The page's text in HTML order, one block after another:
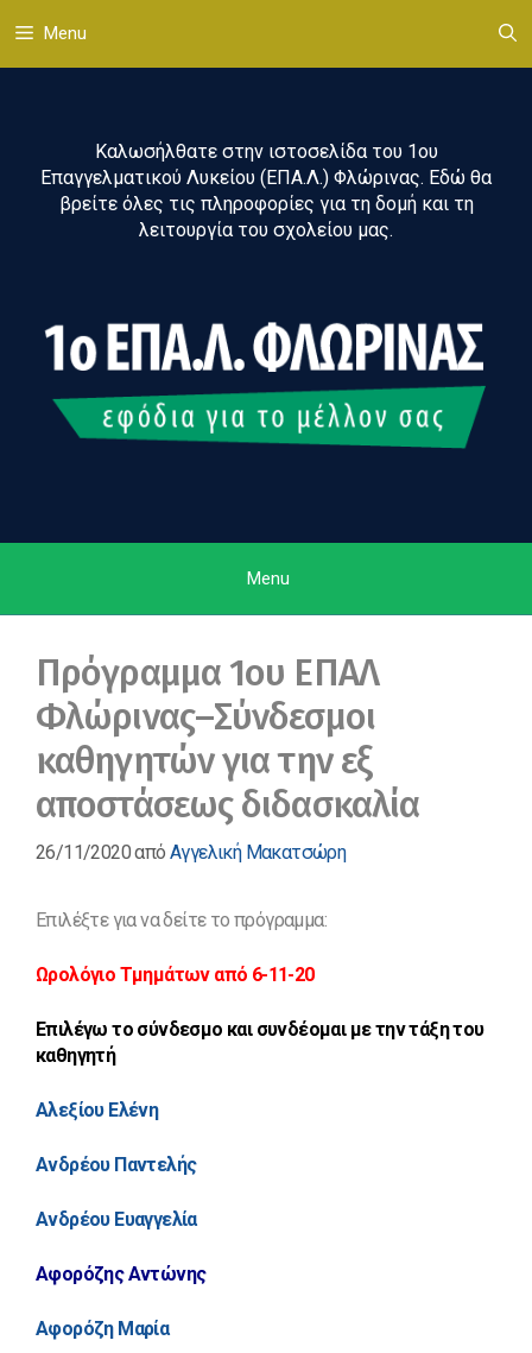
σε
περιεχόμενο
Menu
Καλωσήλθατε στην ιστοσελίδα του 1ου
Επαγγελματικού Λυκείου (ΕΠΑ.Λ.) Φλώρινας. Εδώ θα
βρείτε όλες τις πληροφορίες για τη δομή και τη
λειτουργία του σχολείου μας.
Menu
Πρόγραμμα 1ου ΕΠΑΛ
Φλώρινας–Σύνδεσμοι
καθηγητών για την εξ
αποστάσεως διδασκαλία
26/11/2020απόΑγγελική Μακατσώρη
Επιλέξτε για να δείτε το πρόγραμμα:
Ωρολόγιο Τμημάτων από 6-11-20
Επιλέγω το σύνδεσμο και συνδέομαι με την τάξη του
καθηγητή
Αλεξίου Ελένη
Ανδρέου Παντελής
Ανδρέου Ευαγγελία
Αφορόζης Αντώνης
Αφορόζη Μαρία